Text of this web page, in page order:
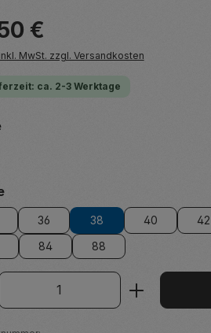
Preis:
€
MwSt. zzgl. Versandkosten
ca. 2-3 Werktage
auswählen
auswählen
36 38 40 42
84 88
Anzahl: Gib den